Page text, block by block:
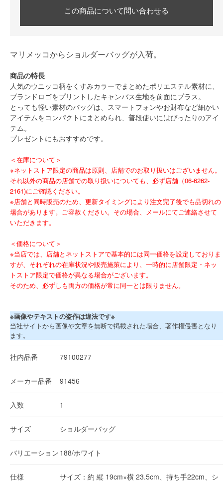
この商品について問い合わせる
マリメッコからショルダーバッグが入荷。
商品の特長
人気のウニッコ柄をくすみカラーでまとめたポリエステル素材に、
ブランドロゴをプリントしたキャンバス生地を前面にプラス。
とっても軽い素材のバッグは、スマートフォンやお財布など細かい
アイテムをコンパクトにまとめられ、普段使いにはぴったりのアイ
テム。
プレゼントにもおすすめです。
＜在庫について＞
※ネットストア限定の商品は原則、店舗でのお取り扱いはございません。
それ以外の商品の店舗での取り扱いについても、必ず店舗（06-6262-
2161)にご確認ください。
※店舗と同時販売のため、更新タイミングにより注文完了後でも品切れの
場合があります。ご容赦ください。その場合、メールにてご連絡させて
いただきます。
＜価格について＞
※当店では、店舗とネットストアで基本的には同一価格を設定しておりま
すが、それぞれの在庫状況や販売施策により、一時的に店舗限定・ネッ
トストア限定で価格が異なる場合がございます。
そのため、必ずしも両方の価格が常に同一とは限りません。
※画像やテキストの盗作は違法です※
当社サイトから画像や文章を無断で掲載された場合、著作権侵害となり
ます。
社内品番 79100277
メーカー品番 91456
入数 1
サイズ ショルダーバッグ
バリエーション 188/ホワイト
仕様
サイズ：約 縦 19cm×横 23.5cm、持ち手22cm、シ